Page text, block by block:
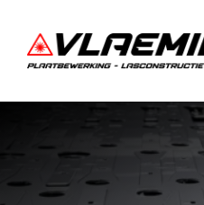
naar
inhoud
Plaatbewerking